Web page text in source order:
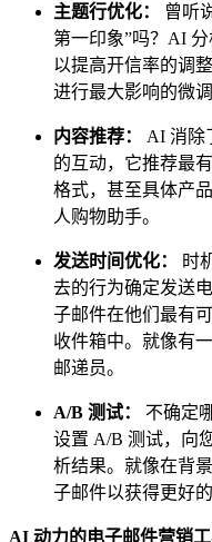
主题行优化：
曾听
第一印象”吗？AI
以提高开信率的调
进行最大影响的微调
内容推荐：
AI 消除
的互动，它推荐最
格式，甚至具体产
人购物助手。
发送时间优化：
时
去的行为确定发送
子邮件在他们最有
收件箱中。就像有
邮递员。
A/B 测试：
不确定
设置 A/B 测试，向
析结果。就像在背
子邮件以获得更好的
AI 动力的电子邮件营销